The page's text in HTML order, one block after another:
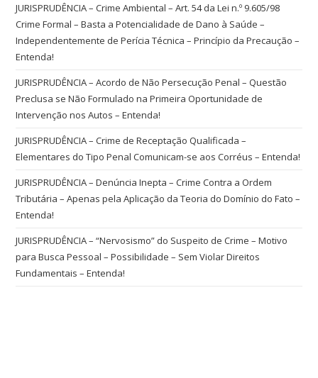
JURISPRUDÊNCIA – Crime Ambiental – Art. 54 da Lei n.º 9.605/98
Crime Formal – Basta a Potencialidade de Dano à Saúde –
Independentemente de Perícia Técnica – Princípio da Precaução –
Entenda!
JURISPRUDÊNCIA – Acordo de Não Persecução Penal – Questão
Preclusa se Não Formulado na Primeira Oportunidade de
Intervenção nos Autos – Entenda!
JURISPRUDÊNCIA – Crime de Receptação Qualificada –
Elementares do Tipo Penal Comunicam-se aos Corréus – Entenda!
JURISPRUDÊNCIA – Denúncia Inepta – Crime Contra a Ordem
Tributária – Apenas pela Aplicação da Teoria do Domínio do Fato –
Entenda!
JURISPRUDÊNCIA – “Nervosismo” do Suspeito de Crime – Motivo
para Busca Pessoal – Possibilidade – Sem Violar Direitos
Fundamentais – Entenda!